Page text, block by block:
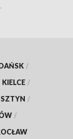
/
KIELCE /
/
/